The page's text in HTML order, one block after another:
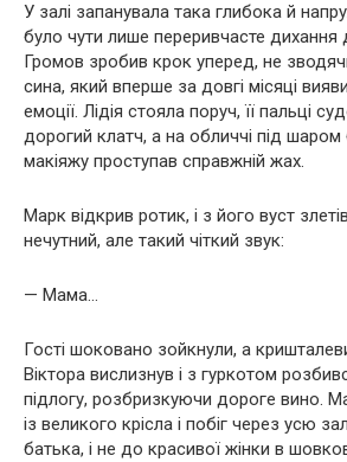
У залі запанувала така глибока й
було чути лише переривчасте дихання
Громов зробив крок уперед, не
сина, який вперше за довгі місяці
емоції. Лідія стояла поруч, її пальці
дорогий клатч, а на обличчі під
макіяжу проступав справжній жах.
Марк відкрив ротик, і з його вуст
нечутний, але такий чіткий звук:
— Мама…
Гості шоковано зойкнули, а
Віктора вислизнув і з гуркотом
підлогу, розбризкуючи дороге вино.
із великого крісла і побіг через усю
батька, і не до красивої жінки в